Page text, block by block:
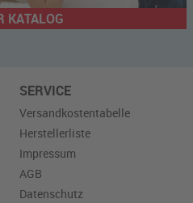
KATALOG
SERVICE
Versandkostentabelle
Herstellerliste
Impressum
AGB
Datenschutz